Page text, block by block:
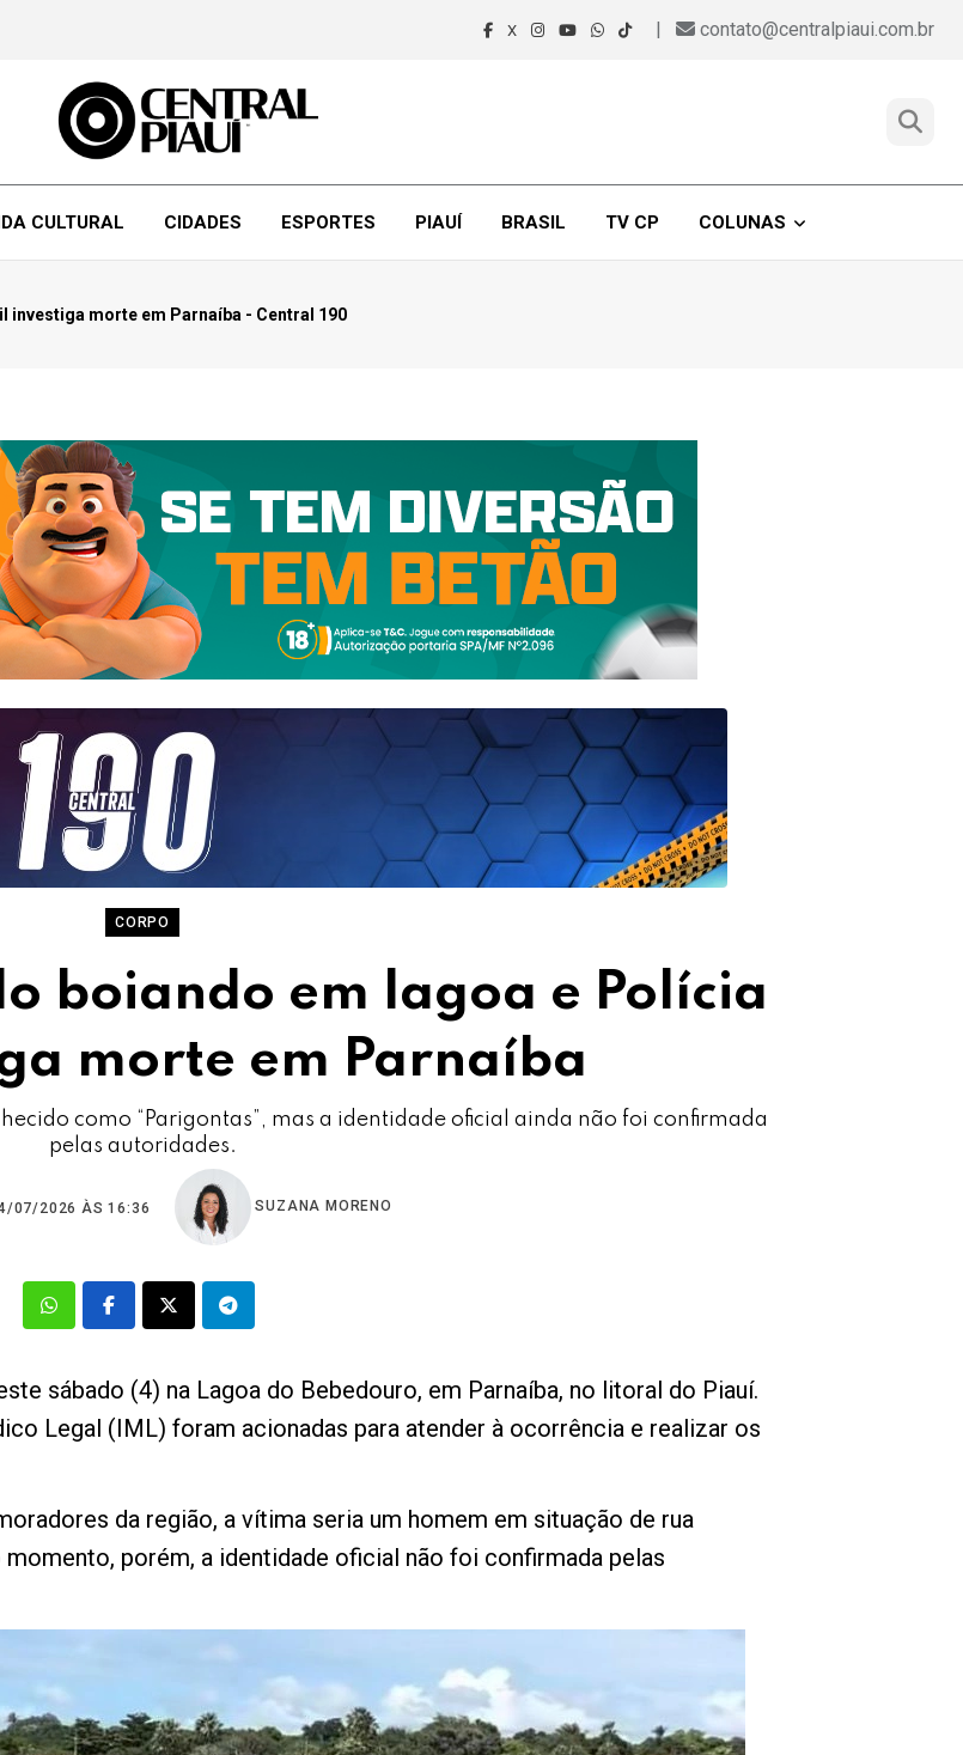
X | contato@centralpiaui.com.br
CULTURAL CIDADES ESPORTES PIAUÍ BRASIL TV CP COLUNAS
investiga morte em Parnaíba - Central 190
CORPO
boiando em lagoa e Polícia
morte em Parnaíba
como “Parigontas”, mas a identidade oficial ainda não foi confirmada
pelas autoridades.
07/2026 ÀS 16:36 SUZANA MORENO
sábado (4) na Lagoa do Bebedouro, em Parnaíba, no litoral do Piauí.
Legal (IML) foram acionadas para atender à ocorrência e realizar os
da região, a vítima seria um homem em situação de rua
porém, a identidade oficial não foi confirmada pelas